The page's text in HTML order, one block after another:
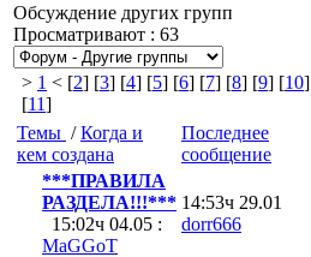
Обсуждение других групп
Просматривают : 63
> 1 < [2] [3] [4] [5] [6] [7] [8] [9] [10]
[11]
Темы /Когда и
кем создана
Последнее
сообщение
***ПРАВИЛА
РАЗДЕЛА!!!***
15:02ч 04.05 :
MaGGoT
14:53ч 29.01
dorr666